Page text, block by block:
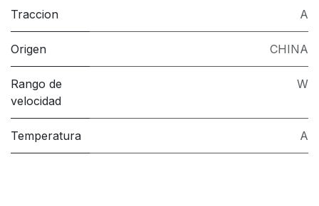
Traccion A
Origen CHINA
Rango de
velocidad
W
Temperatura A